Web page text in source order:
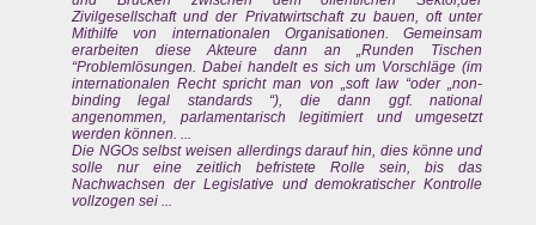
Zivilgesellschaft und der Privatwirtschaft zu bauen, oft unter
Mithilfe von internationalen Organisationen. Gemeinsam
erarbeiten diese Akteure dann an „Runden Tischen
“Problemlösungen. Dabei handelt es sich um Vorschläge (im
internationalen Recht spricht man von „soft law “oder „non-
binding legal standards “), die dann ggf. national
angenommen, parlamentarisch legitimiert und umgesetzt
werden können. ...
Die NGOs selbst weisen allerdings darauf hin, dies könne und
solle nur eine zeitlich befristete Rolle sein, bis das
Nachwachsen der Legislative und demokratischer Kontrolle
vollzogen sei ...